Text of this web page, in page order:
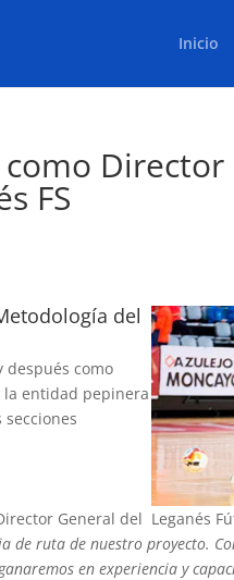
Inicio
Director
FS
del
después como
entidad pepinera
General del Leganés
de ruta de nuestro proyecto.
en experiencia y